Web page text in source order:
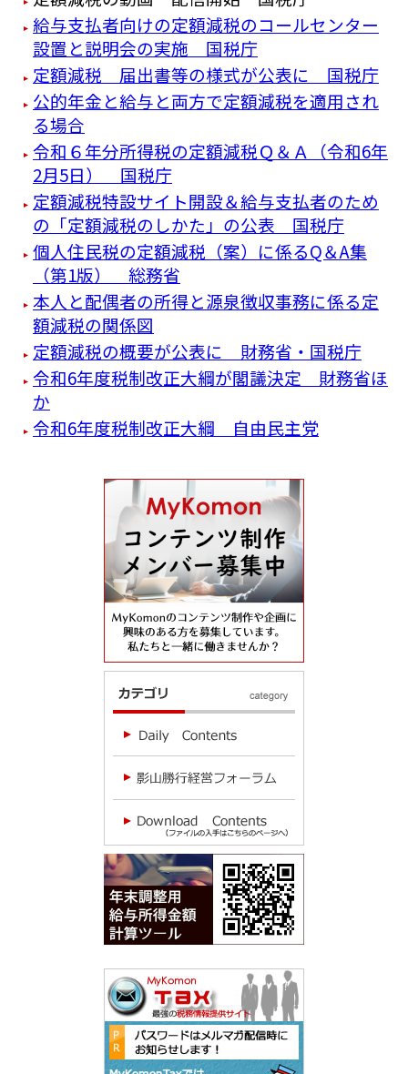
給与支払者向けの定額減税のコールセンター
設置と説明会の実施 国税庁
定額減税 届出書等の様式が公表に 国税庁
公的年金と給与と両方で定額減税を適用され
る場合
令和６年分所得税の定額減税Ｑ＆Ａ（令和6年
2月5日） 国税庁
定額減税特設サイト開設＆給与支払者のため
の「定額減税のしかた」の公表 国税庁
個人住民税の定額減税（案）に係るQ＆A集
（第1版） 総務省
本人と配偶者の所得と源泉徴収事務に係る定
額減税の関係図
定額減税の概要が公表に 財務省・国税庁
令和6年度税制改正大綱が閣議決定 財務省ほ
か
令和6年度税制改正大綱 自由民主党